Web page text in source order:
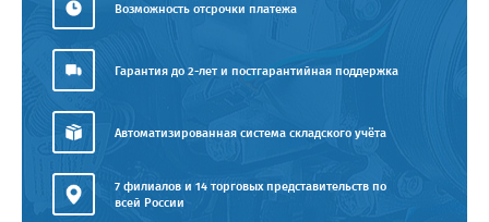
Возможность отсрочки платежа
Гарантия до 2-лет и постгарантийная поддержка
Автоматизированная система складского учёта
7 филиалов и 14 торговых представительств по
всей России